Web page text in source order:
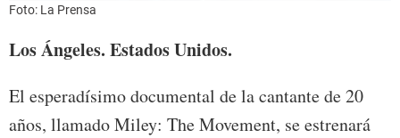
Foto: La Prensa
Los Ángeles. Estados Unidos.
El esperadísimo documental de la cantante de 20
años, llamado Miley: The Movement, se estrenará